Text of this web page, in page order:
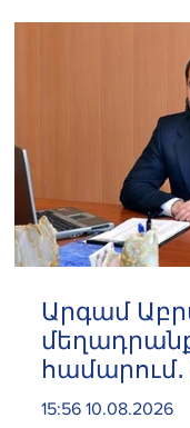
Արգամ
15:56 10.08.2026